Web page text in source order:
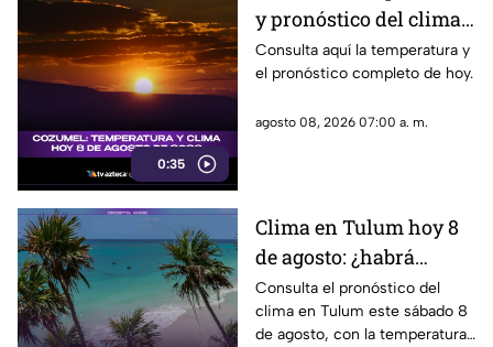
0:35
y pronóstico del clima
para hoy, 8 de agosto de
2026
Consulta aquí la temperatura y
el pronóstico completo de hoy.
agosto 08, 2026 07:00 a. m.
Clima en Tulum hoy 8
de agosto: ¿habrá
lluvias y qué
temperatura se espera?
Consulta el pronóstico del
clima en Tulum este sábado 8
de agosto, con la temperatura